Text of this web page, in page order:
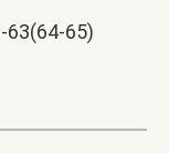
63(64-65)